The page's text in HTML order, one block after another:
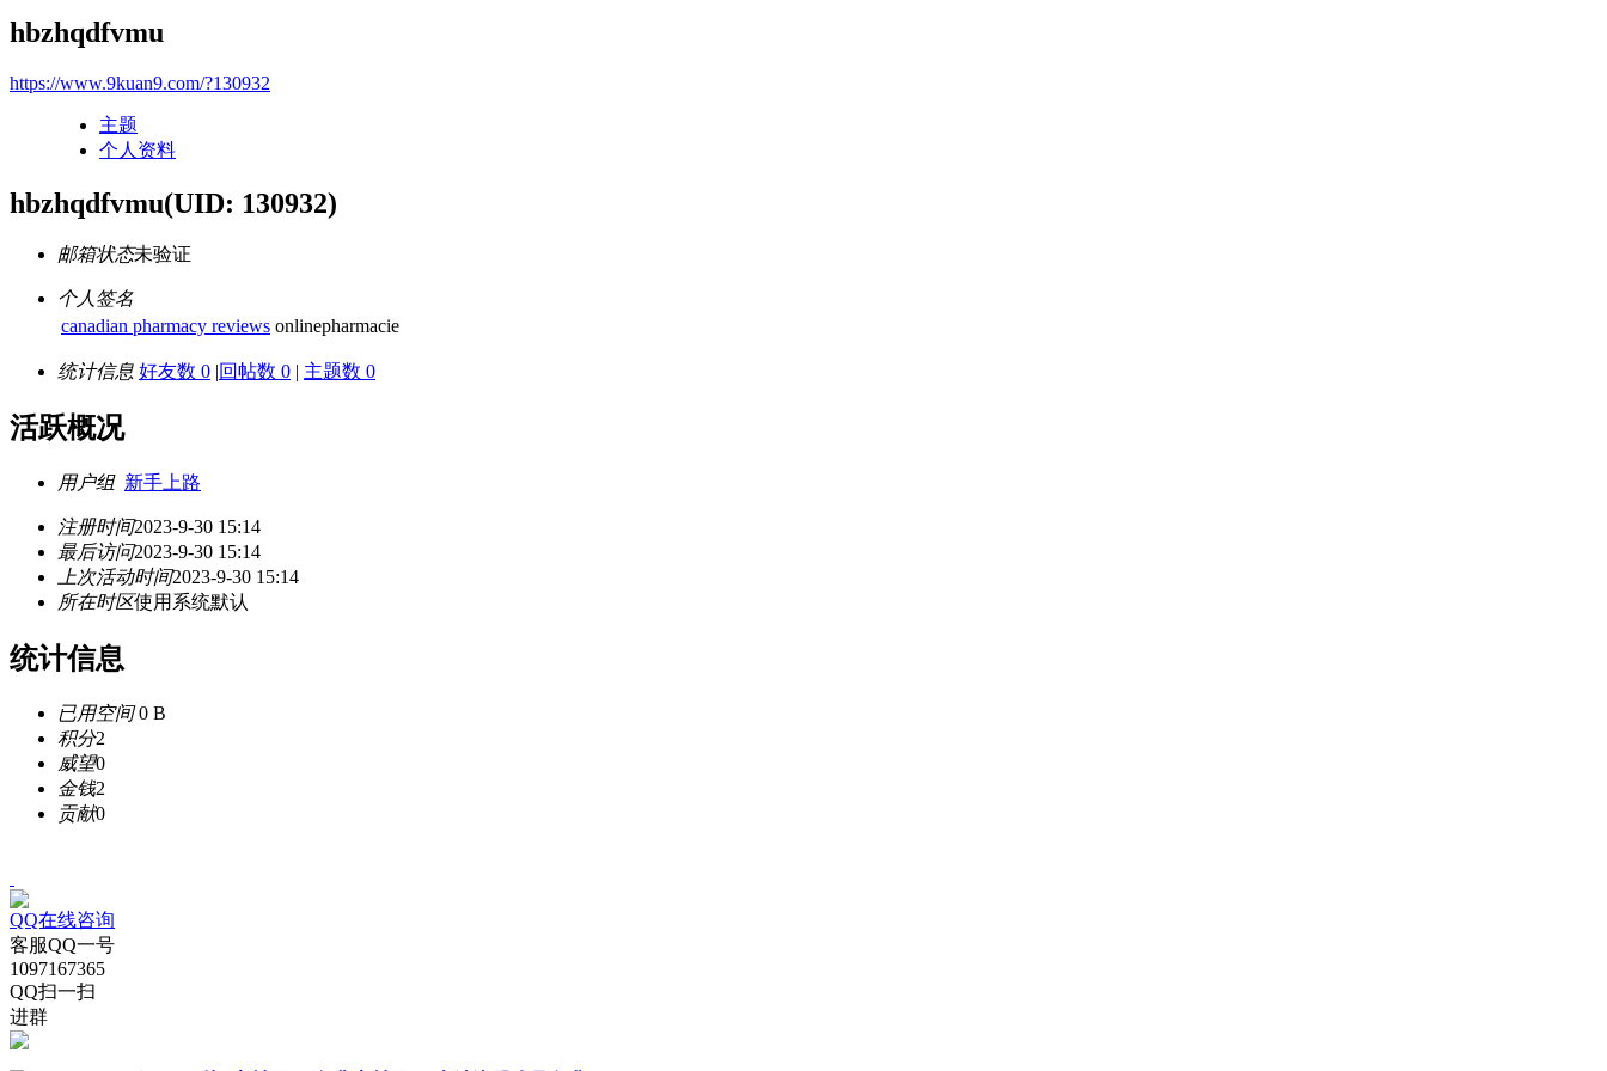
hbzhqdfvmu
https://www.9kuan9.com/?130932
主题
个人资料
hbzhqdfvmu(UID: 130932)
邮箱状态未验证
个人签名
canadian pharmacy reviews onlinepharmacie
统计信息 好友数 0 |回帖数 0 | 主题数 0
活跃概况
用户组 新手上路
注册时间2023-9-30 15:14
最后访问2023-9-30 15:14
上次活动时间2023-9-30 15:14
所在时区使用系统默认
统计信息
已用空间0 B
积分2
威望0
金钱2
贡献0
QQ在线咨询
客服QQ一号
1097167365
QQ扫一扫
进群